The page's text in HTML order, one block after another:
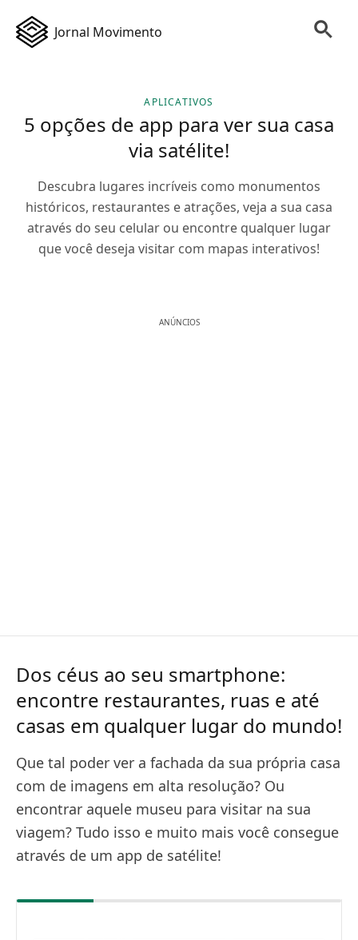
Jornal Movimento
APLICATIVOS
5 opções de app para ver sua casa
via satélite!
Descubra lugares incríveis como monumentos
históricos, restaurantes e atrações, veja a sua casa
através do seu celular ou encontre qualquer lugar
que você deseja visitar com mapas interativos!
ANÚNCIOS
Dos céus ao seu smartphone:
encontre restaurantes, ruas e até
casas em qualquer lugar do mundo!
Que tal poder ver a fachada da sua própria casa
com de imagens em alta resolução? Ou
encontrar aquele museu para visitar na sua
viagem? Tudo isso e muito mais você consegue
através de um app de satélite!